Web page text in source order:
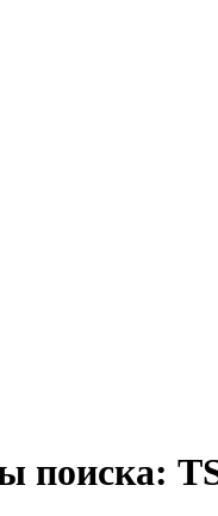
поиска: